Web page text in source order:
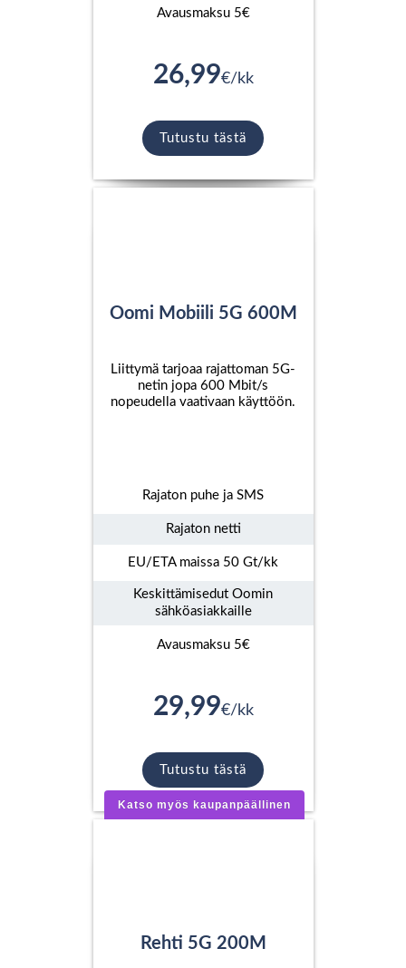
Avausmaksu 5€
26,99€/kk
Tutustu tästä
Oomi Mobiili 5G 600M
Liittymä tarjoaa rajattoman 5G-
netin jopa 600 Mbit/s
nopeudella vaativaan käyttöön.
Rajaton puhe ja SMS
Rajaton netti
EU/ETA maissa 50 Gt/kk
Keskittämisedut Oomin
sähköasiakkaille
Avausmaksu 5€
29,99€/kk
Tutustu tästä
Katso myös kaupanpäällinen
Rehti 5G 200M